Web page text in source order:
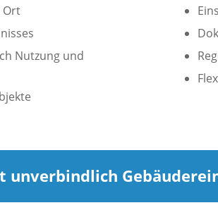
Ort
Nutzung und
unverbindlich